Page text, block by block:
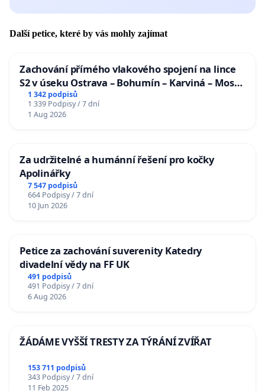
Další petice, které by vás mohly zajímat
Zachování přímého vlakového spojení na lince
S2 v úseku Ostrava – Bohumín – Karviná – Mosty
u Jablunkova
1 342 podpisů
1 339 Podpisy / 7 dní
1 Aug 2026
Za udržitelné a humánní řešení pro kočky
Apolinářky
7 547 podpisů
664 Podpisy / 7 dní
10 Jun 2026
Petice za zachování suverenity Katedry
divadelní vědy na FF UK
491 podpisů
491 Podpisy / 7 dní
6 Aug 2026
ŽÁDÁME VYŠŠÍ TRESTY ZA TÝRÁNÍ ZVÍŘAT
153 711 podpisů
343 Podpisy / 7 dní
11 Feb 2025